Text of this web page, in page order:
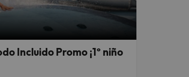
Incluido Promo ¡1º niño